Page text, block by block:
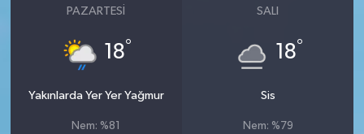
PAZARTESI
18°
Yakınlarda Yer Yer Yağmur
Nem: %81
SALI
18°
Sis
Nem: %79